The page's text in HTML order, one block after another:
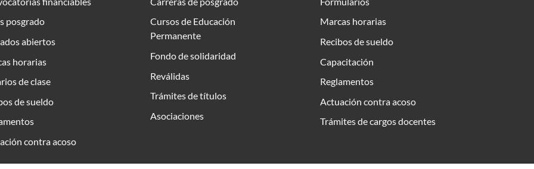
posgrado
abiertos
horarias
de clase
de sueldo
contra acoso
Cursos de Educación
Permanente
Fondo de solidaridad
Reválidas
Trámites de títulos
Asociaciones
Marcas horarias
Recibos de sueldo
Capacitación
Reglamentos
Actuación contra acoso
Trámites de cargos docentes